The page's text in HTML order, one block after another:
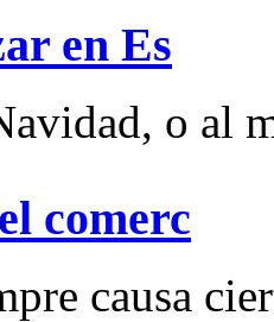
en Es
o al
comerc
causa